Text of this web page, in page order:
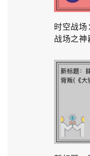
时空战场
战场之神